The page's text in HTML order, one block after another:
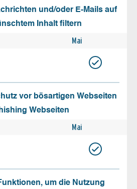
und/oder E-Mails auf
Inhalt filtern
Mai
vor bösartigen Webseiten
Webseiten
Mai
um die Nutzung